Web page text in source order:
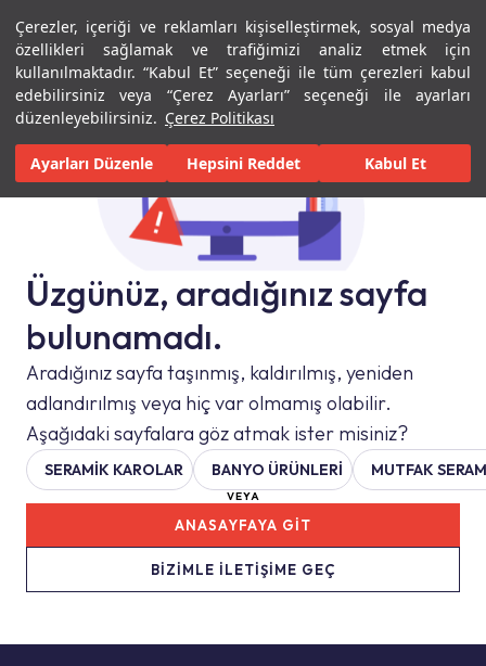
Çerezler, içeriği ve reklamları kişiselleştirmek, sosyal medya
özellikleri sağlamak ve trafiğimizi analiz etmek için
kullanılmaktadır. “Kabul Et” seçeneği ile tüm çerezleri kabul
edebilirsiniz veya “Çerez Ayarları” seçeneği ile ayarları
düzenleyebilirsiniz. Çerez Politikası
Ayarları Düzenle Hepsini Reddet Kabul Et
Menü Menü
Üzgünüz, aradığınız sayfa
bulunamadı.
Aradığınız sayfa taşınmış, kaldırılmış, yeniden
adlandırılmış veya hiç var olmamış olabilir.
Aşağıdaki sayfalara göz atmak ister misiniz?
SERAMIK KAROLAR BANYO ÜRÜNLERİ MUTFAK
VEYA
BİZİMLE İLETİŞİME GEÇ
ANASAYFAYA GİT